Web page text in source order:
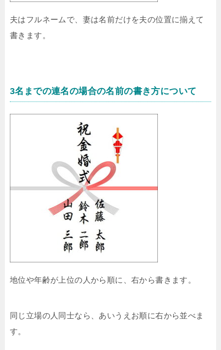
夫はフルネームで、妻は名前だけを夫の位置に揃えて
書きます。
3名までの連名の場合の名前の書き方について
地位や年齢が上位の人から順に、右から書きます。
同じ立場の人同士なら、あいうえお順に右から並べま
す。